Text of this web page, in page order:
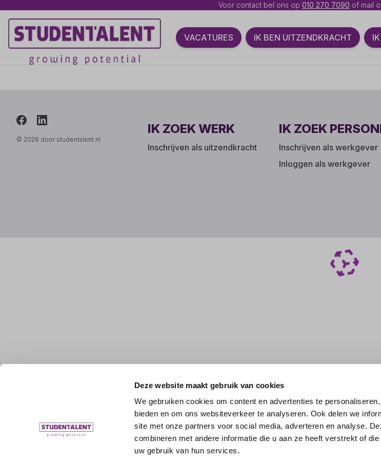
Deze website maakt gebruik van cookies
We gebruiken cookies om content en advertenties te
bieden en om ons websiteverkeer te analyseren. Ook delen we
site met onze partners voor social media, adverteren en analyse.
combineren met andere informatie die u aan ze heeft verstrekt of
uw gebruik van hun services.
Voor contact bel ons op 010 270 7090 of mail
VACATURES IK BEN UITZENDKRACHT
© 2026 door studentalent.nl
IK ZOEK WERK
Inschrijven als uitzendkracht
IK ZOEK
Inschrijven als werkgever
Inloggen als werkgever